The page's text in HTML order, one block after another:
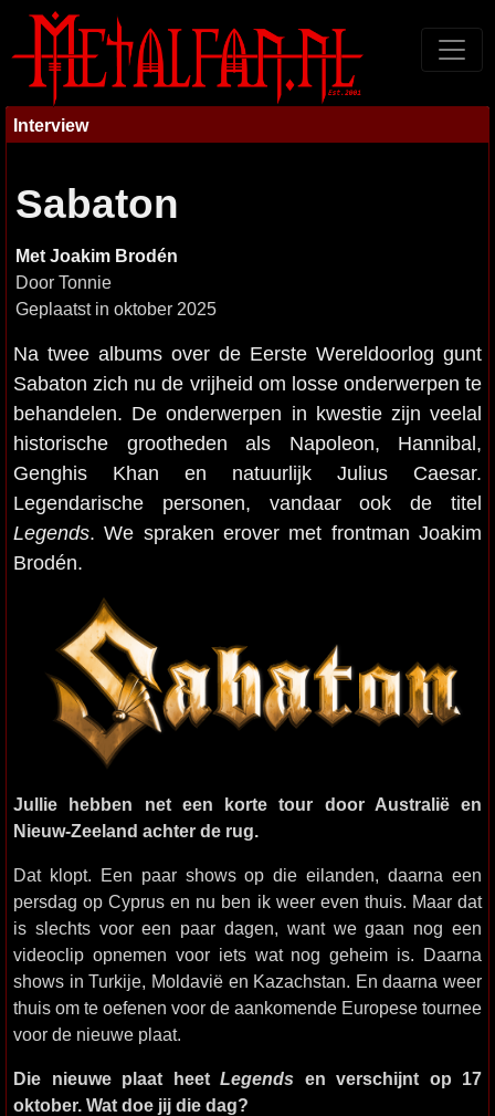
Interview
Sabaton
Met Joakim Brodén
Door Tonnie
Geplaatst in oktober 2025
Na twee albums over de Eerste Wereldoorlog gunt
Sabaton zich nu de vrijheid om losse onderwerpen te
behandelen. De onderwerpen in kwestie zijn veelal
historische grootheden als Napoleon, Hannibal,
Genghis Khan en natuurlijk Julius Caesar.
Legendarische personen, vandaar ook de titel
Legends. We spraken erover met frontman Joakim
Brodén.
Jullie hebben net een korte tour door Australië en
Nieuw-Zeeland achter de rug.
Dat klopt. Een paar shows op die eilanden, daarna een
persdag op Cyprus en nu ben ik weer even thuis. Maar dat
is slechts voor een paar dagen, want we gaan nog een
videoclip opnemen voor iets wat nog geheim is. Daarna
shows in Turkije, Moldavië en Kazachstan. En daarna weer
thuis om te oefenen voor de aankomende Europese tournee
voor de nieuwe plaat.
Die nieuwe plaat heet Legends en verschijnt op 17
oktober. Wat doe jij die dag?